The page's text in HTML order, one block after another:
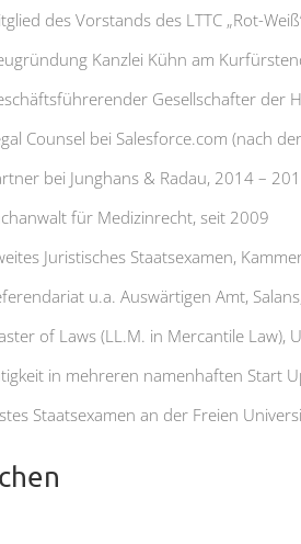
des Vorstands des LTTC „Rot-
Kanzlei Kühn am
Gesellschafter der
Counsel bei Salesforce.com (nach
bei Junghans & Radau, 2014 –
für Medizinrecht, seit 2009
Juristisches Staatsexamen,
u.a. Auswärtigen Amt,
of Laws (LL.M. in Mercantile Law),
in mehreren namenhaften Start
Staatsexamen an der Freien